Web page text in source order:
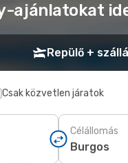
ajánlatokat
Repülő +
Csak közvetlen járatok
Célállomás